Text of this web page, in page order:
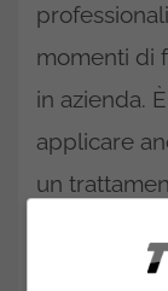
momenti di
in azienda.
applicare
un